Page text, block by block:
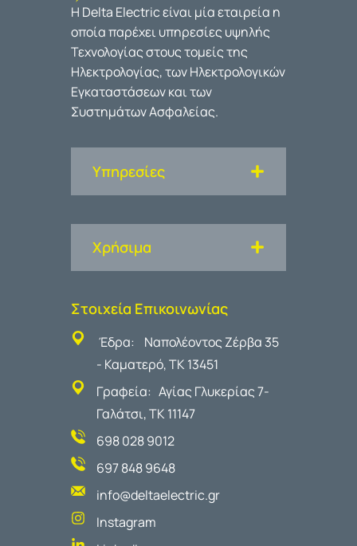
Η Delta Electric είναι μία εταιρεία η
οποία παρέχει υπηρεσίες υψηλής
Τεχνολογίας στους τομείς της
Ηλεκτρολογίας, των Ηλεκτρολογικών
Εγκαταστάσεων και των
Συστημάτων Ασφαλείας.
Υπηρεσίες
Χρήσιμα
Στοιχεία Επικοινωνίας
Έδρα: Ναπολέοντος Ζέρβα 35
- Καματερό, ΤΚ 13451
Γραφεία: Αγίας Γλυκερίας 7-
Γαλάτσι, ΤΚ 11147
698 028 9012
697 848 9648
info@deltaelectric.gr
Instagram